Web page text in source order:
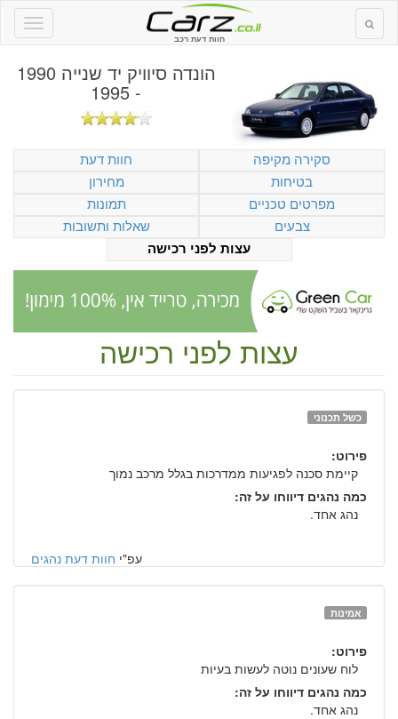
חוות דעת רכב
הונדה סיוויק יד שנייה 1990
- 1995
סקירה מקיפה
חוות דעת
בטיחות
מחירון
מפרטים טכניים
תמונות
צבעים
שאלות ותשובות
עצות לפני רכישה
עצות לפני רכישה
כשל תכנוני
פירוט:
קיימת סכנה לפגיעות ממדרכות בגלל מרכב נמוך
כמה נהגים דיווחו על זה:
נהג אחד.
עפ"י חוות דעת נהגים
אמינות
פירוט:
לוח שעונים נוטה לעשות בעיות
כמה נהגים דיווחו על זה:
נהג אחד.